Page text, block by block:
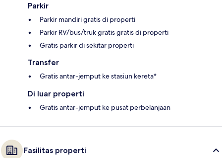
Parkir
Parkir mandiri gratis di properti
Parkir RV/bus/truk gratis gratis di properti
Gratis parkir di sekitar properti
Transfer
Gratis antar-jemput ke stasiun kereta*
Di luar properti
Gratis antar-jemput ke pusat perbelanjaan
Fasilitas properti